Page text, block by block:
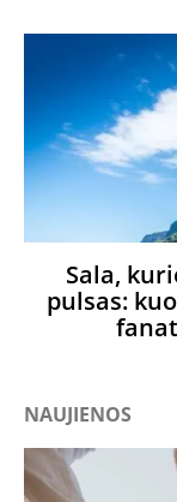
Sala,
pulsas:
NAUJIENOS